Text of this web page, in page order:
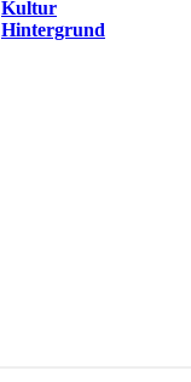
Kultur
Hintergrund